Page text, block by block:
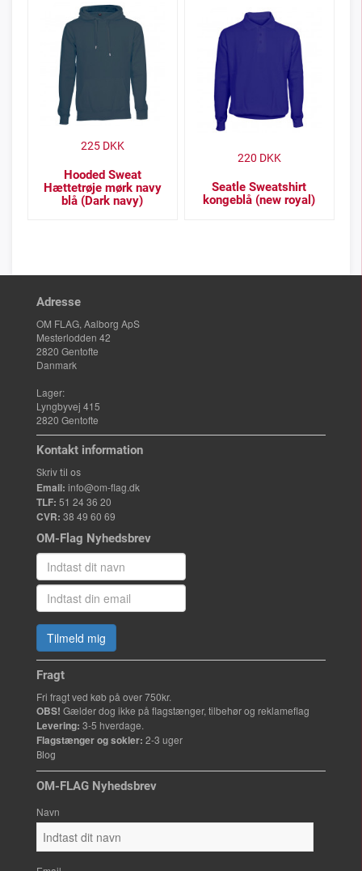
Hooded Sweat
Hættetrøje mørk navy
blå (Dark navy)
225DKK
Seatle Sweatshirt
kongeblå (new royal)
220 DKK
Adresse
OM FLAG, Aalborg ApS
Mesterlodden 42
2820 Gentofte
Danmark
Lager:
Lyngbyvej 415
2820 Gentofte
Kontakt information
Skriv til os
Email: info@om-flag.dk
TLF: 51 24 36 20
CVR: 38 49 60 69
OM-Flag Nyhedsbrev
Tilmeld mig
Fragt
Fri fragt ved køb på over 750kr.
OBS! Gælder dog ikke på flagstænger, tilbehør og reklameflag
Levering: 3-5 hverdage.
Flagstænger og sokler: 2-3 uger
Blog
OM-FLAG Nyhedsbrev
Navn